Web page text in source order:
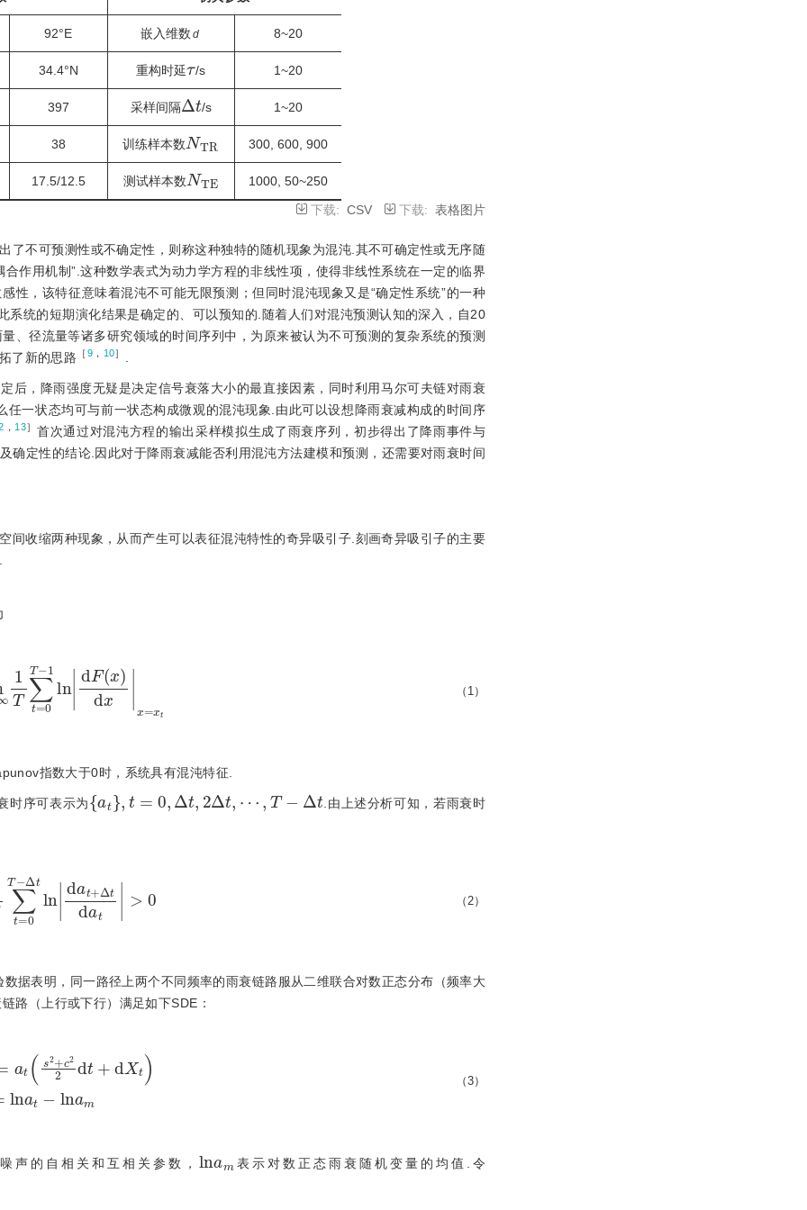
92°E 嵌入维数 d 8~20
34.4°N 重构时延 /s 1~20
397 采样间隔
Δ
/s 1~20
38 训练样本数
NT
300, 600, 900
17.5/12.5 测试样本数
NT
1000, 50~250
下载: CSV 下载: 表格图片
了不可预测性或不确定性，则称这种独特的随机现象为混沌.其不可确定性或无序随
作用机制”.这种数学表式为动力学方程的非线性项，使得非线性系统在一定的临界
性，该特征意味着混沌不可能无限预测；但同时混沌现象又是“确定性系统”的一种
系统的短期演化结果是确定的、可以预知的.随着人们对混沌预测认知的深入，自20
、径流量等诸多研究领域的时间序列中，为原来被认为不可预测的复杂系统的预测
了新的思路
［9 ， 10］ .
后，降雨强度无疑是决定信号衰落大小的最直接因素，同时利用马尔可夫链对雨衰
任一状态均可与前一状态构成微观的混沌现象.由此可以设想降雨衰减构成的时间序
，13］ 首次通过对混沌方程的输出采样模拟生成了雨衰序列，初步得出了降雨事件与
确定性的结论.因此对于降雨衰减能否利用混沌方法建模和预测，还需要对雨衰时间
间收缩两种现象，从而产生可以表征混沌特性的奇异吸引子.刻画奇异吸引子的主要
∑ = T- d F d
（1）
指数大于0时，系统具有混沌特征.
时序可表示为
a t= 0 ,2 Δ , ⋯ ,T -
.由上述分析可知，若雨衰时
∑ =0
（2）
据表明，同一路径上两个不同频率的雨衰链路服从二维联合对数正态分布（频率大
路（上行或下行）满足如下SDE：
d + X ln
（3）
声的自相关和互相关参数，
l
表示对数正态雨衰随机变量的均值.令